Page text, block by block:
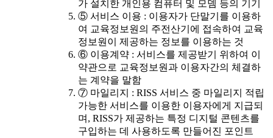
가 설치한 개인용 컴퓨터 및 모뎀 등의 기기
⑤ 서비스 이용 : 이용자가 단말기를 이용하
여 교육정보원의 주전산기에 접속하여 교육
정보원이 제공하는 정보를 이용하는 것
⑥ 이용계약 : 서비스를 제공받기 위하여 이
약관으로 교육정보원과 이용자간의 체결하
는 계약을 말함
⑦ 마일리지 : RISS 서비스 중 마일리지 적립
가능한 서비스를 이용한 이용자에게 지급되
며, RISS가 제공하는 특정 디지털 콘텐츠를
구입하는 데 사용하도록 만들어진 포인트